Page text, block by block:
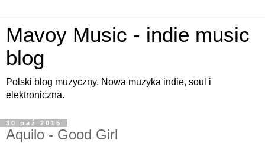
Mavoy Music - indie music
blog
Polski blog muzyczny. Nowa muzyka indie, soul i
elektroniczna.
30 paź 2015
Aquilo - Good Girl